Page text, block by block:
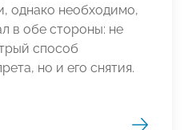
однако необходимо,
в обе стороны: не
способ
но и его снятия.